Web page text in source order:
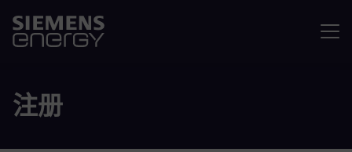
注册